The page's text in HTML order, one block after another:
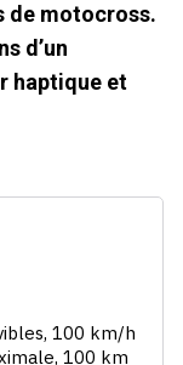
de motocross.
d’un
haptique et